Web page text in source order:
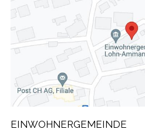
EINWOHNERGEMEINDE